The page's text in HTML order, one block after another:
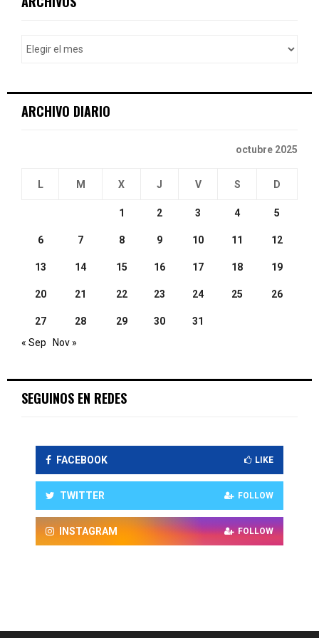
h
ARCHIVO DIARIO
octubre 2025
L M X J V S D
1 2 3 4 5
6 7 8 9 10 11 12
13 14 15 16 17 18 19
20 21 22 23 24 25 26
27 28 29 30
31
« Sep
Nov »
SEGUINOS EN REDES
FACEBOOK LIKE
TWITTER FOLLOW
INSTAGRAM FOLLOW